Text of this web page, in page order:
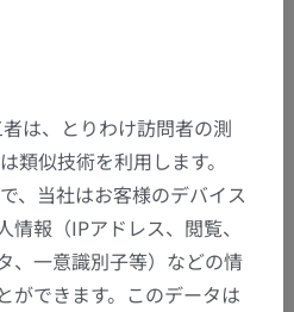
は、とりわけ訪問者の測
類似技術を利用します。
、当社はお客様のデバイス
報（IPアドレス、閲覧、
、一意識別子等）などの情
ができます。このデータは